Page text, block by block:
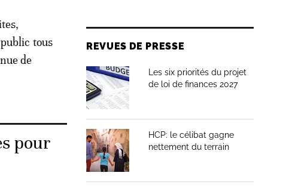
tous
de
pour
REVUES DE PRESSE
Les six priorités du projet
de loi de finances 2027
HCP: le célibat gagne
nettement du terrain